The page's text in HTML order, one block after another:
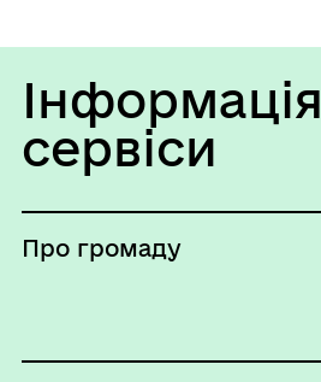
сервіси
Про громаду